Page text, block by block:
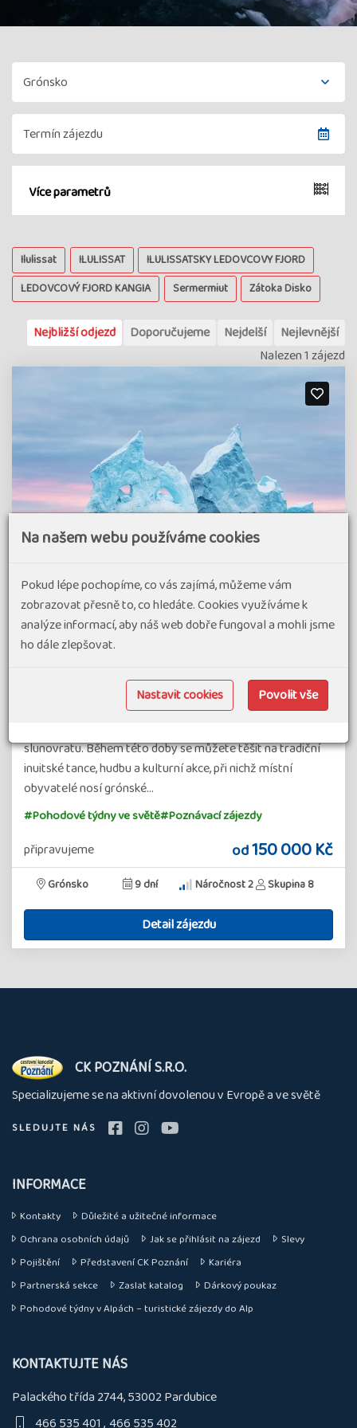
Více parametrů
Ilulissat ILULISSAT
ILULISSATSKY LEDOVCOVY FJORD
LEDOVCOVÝ FJORD KANGIA
Sermermiut Zátoka Disko
Nejbližší odjezd Doporučujeme Nejdelší
Nejlevnější
Nalezen 1 zájezd
Pohodový týden v Grónsku – Dobrodružství
pod půlnočním sluncem
92% spokojenost (2 hodnocení)
Vydejte se na nezapomenutelnou cestu do západního
slunovratu. Během této doby se můžete těšit na tradiční
inuitské tance, hudbu a kulturní akce, při nichž místní
obyvatelé nosí grónské…
#Pohodové týdny ve světě#Poznávací zájezdy
připravujeme od150 000 Kč
Grónsko 9 dní Náročnost 2 Skupina 8
Detail zájezdu
O
nás
CK POZNÁNÍ S.R.O.
Specializujeme se na aktivní dovolenou v Evropě a ve světě
SLEDUJTE NÁS
INFORMACE
Kontakty
Důležité a užitečné informace
Ochrana osobních údajů
Jak se přihlásit na zájezd
Slevy
Pojištění
Představení CK Poznání
Kariéra
Partnerská sekce
Zaslat katalog
Dárkový poukaz
Pohodové týdny v Alpách – turistické zájezdy do Alp
KONTAKTUJTE NÁS
Palackého třída 2744, 53002 Pardubice
466 535 401 466 535 402
Na našem webu používáme cookies
Pokud lépe pochopíme, co vás zajímá, můžeme vám
zobrazovat přesně to, co hledáte. Cookies využíváme k
analýze informací, aby náš web dobře fungoval a mohli jsme
ho dále zlepšovat.
Nastavit cookies Povolit vše